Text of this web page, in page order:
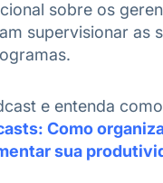
sobre os
supervisionar as
e entenda
Como
sua